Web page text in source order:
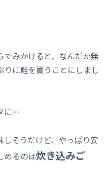
でみかけると、なんだか無
に鮭を買うことにしまし
に…
そうだけど、やっぱり安
めるのは炊き込みご